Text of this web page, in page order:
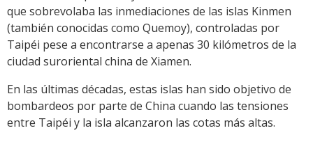
que sobrevolaba las inmediaciones de las islas Kinmen
(también conocidas como Quemoy), controladas por
Taipéi pese a encontrarse a apenas 30 kilómetros de la
ciudad suroriental china de Xiamen.
En las últimas décadas, estas islas han sido objetivo de
bombardeos por parte de China cuando las tensiones
entre Taipéi y la isla alcanzaron las cotas más altas.